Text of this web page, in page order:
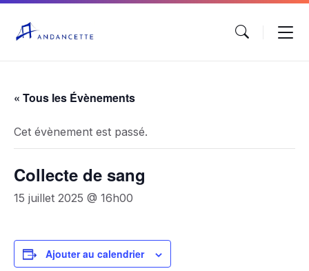
« Tous les Évènements
Cet évènement est passé.
Collecte de sang
15 juillet 2025 @ 16h00
Ajouter au calendrier